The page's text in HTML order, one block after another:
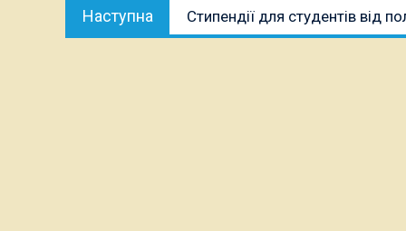
Наступна
публікація:
Стипендії для студентів від